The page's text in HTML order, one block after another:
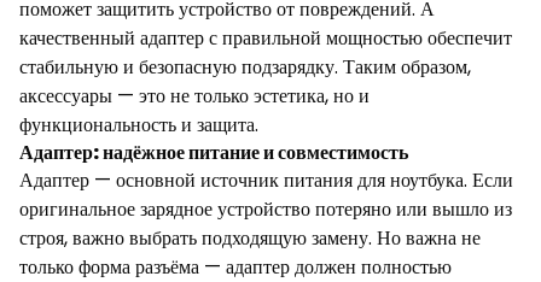
поможет защитить устройство от повреждений. А
качественный адаптер с правильной мощностью обеспечит
стабильную и безопасную подзарядку. Таким образом,
аксессуары — это не только эстетика, но и
функциональность и защита.
Адаптер: надёжное питание и совместимость
Адаптер — основной источник питания для ноутбука. Если
оригинальное зарядное устройство потеряно или вышло из
строя, важно выбрать подходящую замену. Но важна не
только форма разъёма — адаптер должен полностью